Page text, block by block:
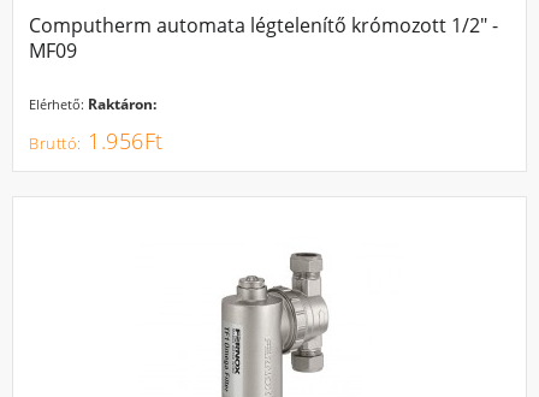
Computherm automata légtelenítő krómozott 1/2" -
MF09
Elérhető: Raktáron:
1.956Ft